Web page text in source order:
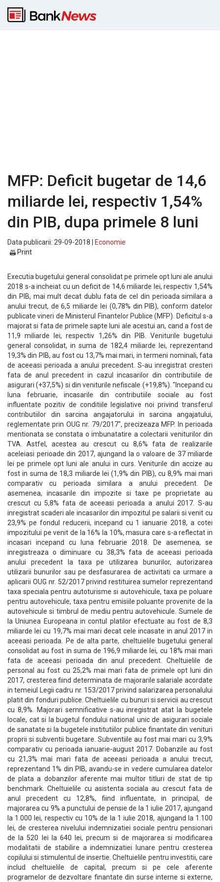
MFP: Deficit bugetar de 14,6
miliarde lei, respectiv 1,54%
din PIB, dupa primele 8 luni
Data publicarii: 29-09-2018 |
Economie
Print
Executia bugetului general consolidat pe primele opt luni ale anului
2018 s-a incheiat cu un deficit de 14,6 miliarde lei, respectiv 1,54%
din PIB, mai mult decat dublu fata de cel din perioada similara a
anului trecut, de 6,5 miliarde lei (0,78% din PIB), conform datelor
publicate vineri de Ministerul Finantelor Publice (MFP). Deficitul s-a
majorat si fata de primele sapte luni ale acestui an, cand a fost de
11,9 miliarde lei, respectiv 1,26% din PIB. Veniturile bugetului
general consolidat, in suma de 182,4 miliarde lei, reprezentand
19,3% din PIB, au fost cu 13,7% mai mari, in termeni nominali, fata
de aceeasi perioada a anului precedent. S-au inregistrat cresteri
fata de anul precedent in cazul incasarilor din contributiile de
asigurari (+37,5%) si din veniturile nefiscale (+19,8%). "Incepand cu
luna februarie, incasarile din contributiile sociale au fost
influentate pozitiv de conditiile legislative noi privind transferul
contributiilor din sarcina angajatorului in sarcina angajatului,
reglementate prin OUG nr. 79/2017", precizeaza MFP. In perioada
mentionata se constata o imbunatatire a colectarii veniturilor din
TVA. Astfel, acestea au crescut cu 8,6% fata de realizarile
aceleiasi perioade din 2017, ajungand la o valoare de 37 miliarde
lei pe primele opt luni ale anului in curs. Veniturile din accize au
fost in suma de 18,3 miliarde lei (1,9% din PIB), cu 8,9% mai mari
comparativ cu perioada similara a anului precedent. De
asemenea, incasarile din impozite si taxe pe proprietate au
crescut cu 5,8% fata de aceeasi perioada a anului 2017. S-au
inregistrat scaderi ale incasarilor din impozitul pe salarii si venit cu
23,9% pe fondul reducerii, incepand cu 1 ianuarie 2018, a cotei
impozitului pe venit de la 16% la 10%, masura care s-a reflectat in
incasari incepand cu luna februarie 2018. De asemenea, se
inregistreaza o diminuare cu 38,3% fata de aceeasi perioada
anului precedent la taxa pe utilizarea bunurilor, autorizarea
utilizarii bunurilor sau pe desfasurarea de activitati ca urmare a
aplicarii OUG nr. 52/2017 privind restituirea sumelor reprezentand
taxa speciala pentru autoturisme si autovehicule, taxa pe poluare
pentru autovehicule, taxa pentru emisiile poluante provenite de la
autovehicule si timbrul de mediu pentru autovehicule. Sumele de
la Uniunea Europeana in contul platilor efectuate au fost de 8,3
miliarde lei cu 19,7% mai mari decat cele incasate in anul 2017 in
aceeasi perioada. Pe de alta parte, cheltuielile bugetului general
consolidat au fost in suma de 196,9 miliarde lei, cu 18% mai mari
fata de aceeasi perioada din anul precedent. Cheltuielile de
personal au fost cu 25,2% mai mari fata de primele opt luni din
2017, cresterea fiind determinata de majorarile salariale acordate
in temeiul Legii cadru nr. 153/2017 privind salarizarea personalului
platit din fonduri publice. Cheltuielile cu bunuri si servicii au crescut
cu 8,9%. Majorari semnificative s-au inregistrat atat la bugetele
locale, cat si la bugetul fondului national unic de asigurari sociale
de sanatate si la bugetele institutiilor publice finantate din venituri
proprii si subventii bugetare. Subventiile au fost mai mari cu 3,9%
comparativ cu perioada ianuarie-august 2017. Dobanzile au fost
cu 21,3% mai mari fata de aceeasi perioada a anului trecut,
reprezentand 1% din PIB, avandu-se in vedere cumularea datelor
de plata a dobanzilor aferente mai multor titluri de stat de tip
benchmark. Cheltuielile cu asistenta sociala au crescut fata de
anul precedent cu 12,8%, fiind influentate, in principal, de
majorarea cu 9% a punctului de pensie de la 1 iulie 2017, ajungand
la 1.000 lei, respectiv cu 10% de la 1 iulie 2018, ajungand la 1.100
lei, de cresterea nivelului indemnizatiei sociale pentru pensionari
de la 520 lei la 640 lei, precum si de majorarea si modificarea
modalitatii de stabilire a indemnizatiei lunare pentru cresterea
copilului si stimulentul de insertie. Cheltuielile pentru investitii, care
includ cheltuielile de capital, precum si pe cele aferente
programelor de dezvoltare finantate din surse interne si externe,